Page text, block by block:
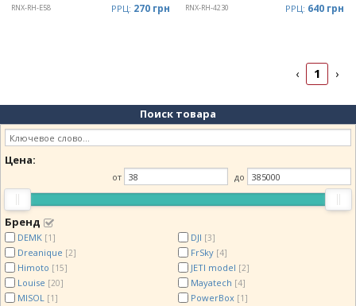
RNX-RH-E58 РРЦ: 270 грн RNX-RH-4230 РРЦ: 640 грн
‹ 1 ›
Поиск товара
Цена:
от до
Бренд
DEMK [1] DJI [3]
Dreanique [2] FrSky [4]
Himoto [15] JETI model [2]
Louise [20] Mayatech [4]
MISOL [1] PowerBox [1]